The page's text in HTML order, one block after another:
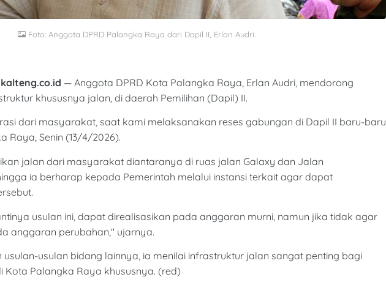
Foto: Anggota DPRD Palangka Raya dari Dapil II, Erlan Audri.
— Anggota DPRD Kota Palangka Raya, Erlan Audri, mendorong
khususnya jalan, di daerah Pemilihan (Dapil) II.
dari masyarakat, saat kami melaksanakan reses gabungan di Dapil II baru-baru
Raya, Senin (13/4/2026).
jalan dari masyarakat diantaranya di ruas jalan Galaxy dan Jalan
ia berharap kepada Pemerintah melalui instansi terkait agar dapat
usulan ini, dapat direalisasikan pada anggaran murni, namun jika tidak agar
anggaran perubahan," ujarnya.
usulan bidang lainnya, ia menilai infrastruktur jalan sangat penting bagi
Kota Palangka Raya khususnya. (red)